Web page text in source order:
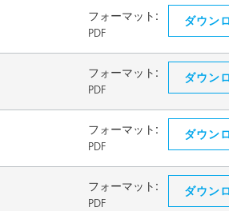
フォーマット:
PDF
ダウン
フォーマット:
PDF
ダウン
フォーマット:
PDF
ダウン
フォーマット:
PDF
ダウン